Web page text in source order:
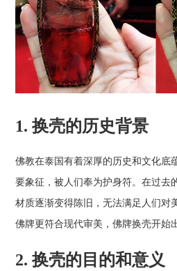
1. 换壳的历史背景
佛教在泰国有着深厚的历史和文化底
要象征，被人们奉为护身符。在过去
材质逐渐变得陈旧，无法满足人们对
佛牌更符合现代审美，佛牌换壳开始
2. 换壳的目的和意义